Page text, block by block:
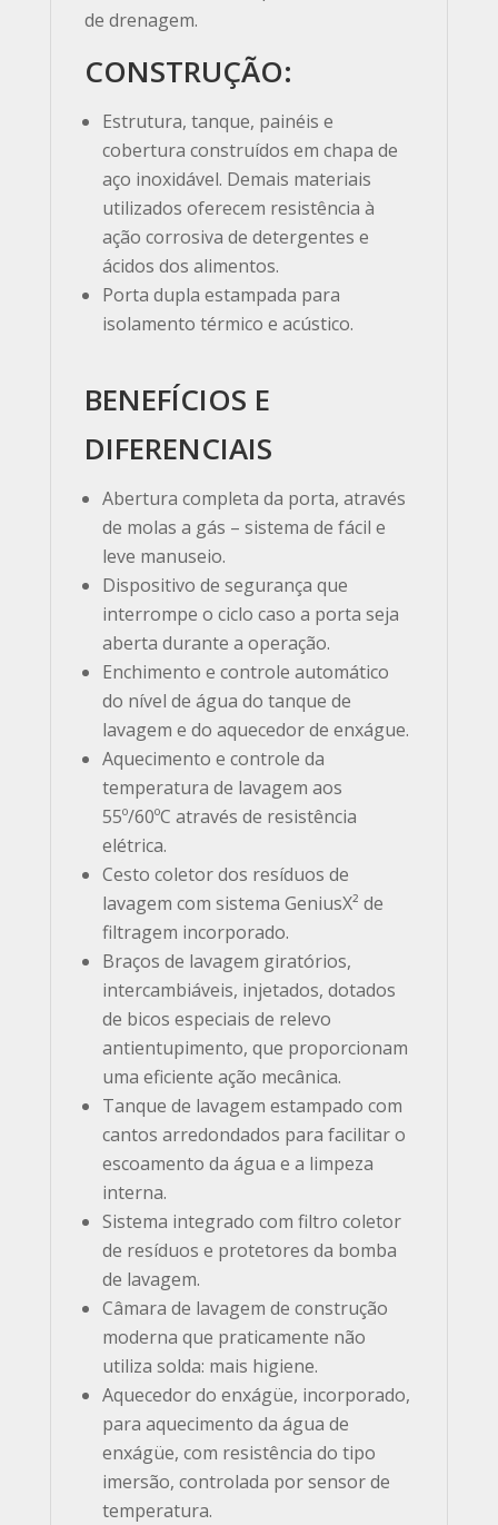
de drenagem.
CONSTRUÇÃO:
Estrutura, tanque, painéis e
cobertura construídos em chapa de
aço inoxidável. Demais materiais
utilizados oferecem resistência à
ação corrosiva de detergentes e
ácidos dos alimentos.
Porta dupla estampada para
isolamento térmico e acústico.
BENEFÍCIOS E
DIFERENCIAIS
Abertura completa da porta, através
de molas a gás – sistema de fácil e
leve manuseio.
Dispositivo de segurança que
interrompe o ciclo caso a porta seja
aberta durante a operação.
Enchimento e controle automático
do nível de água do tanque de
lavagem e do aquecedor de enxágue.
Aquecimento e controle da
temperatura de lavagem aos
55º/60ºC através de resistência
elétrica.
Cesto coletor dos resíduos de
lavagem com sistema GeniusX² de
filtragem incorporado.
Braços de lavagem giratórios,
intercambiáveis, injetados, dotados
de bicos especiais de relevo
antientupimento, que proporcionam
uma eficiente ação mecânica.
Tanque de lavagem estampado com
cantos arredondados para facilitar o
escoamento da água e a limpeza
interna.
Sistema integrado com filtro coletor
de resíduos e protetores da bomba
de lavagem.
Câmara de lavagem de construção
moderna que praticamente não
utiliza solda: mais higiene.
Aquecedor do enxágüe, incorporado,
para aquecimento da água de
enxágüe, com resistência do tipo
imersão, controlada por sensor de
temperatura.